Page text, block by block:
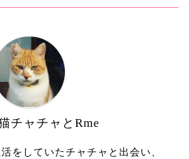
チャチャとRme
をしていたチャチャと出会い、